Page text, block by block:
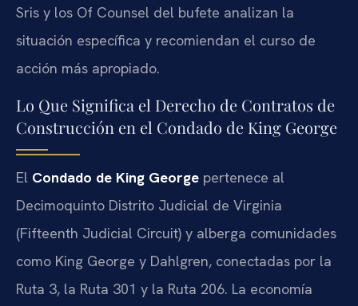
Sris y los Of Counsel del bufete analizan la
situación específica y recomiendan el curso de
acción más apropiado.
Lo Que Significa el Derecho de Contratos de
Construcción en el Condado de King George
El Condado de King George pertenece al
Decimoquinto Distrito Judicial de Virginia
(Fifteenth Judicial Circuit) y alberga comunidades
como King George y Dahlgren, conectadas por la
Ruta 3, la Ruta 301 y la Ruta 206. La economía